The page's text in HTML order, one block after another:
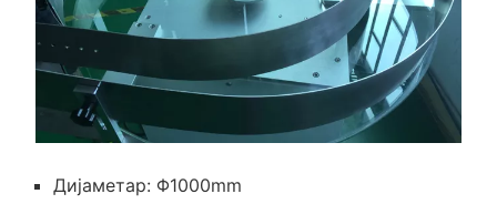
Дијаметар: Φ1000mm